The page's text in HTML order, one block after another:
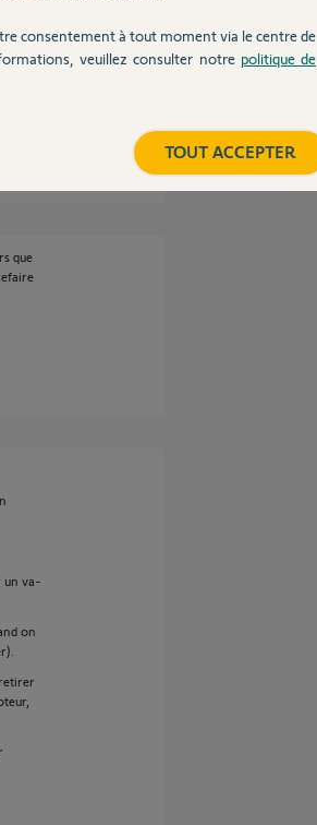
que
un va-
on
consentement à tout moment via le centre de
veuillez consulter notre politique de
TOUT ACCEPTER